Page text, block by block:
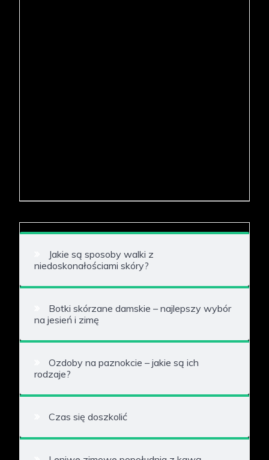
Jakie są sposoby walki z
niedoskonałościami skóry?
Botki skórzane damskie – najlepszy wybór
na jesień i zimę
Ozdoby na paznokcie – jakie są ich
rodzaje?
Czas się doszkolić